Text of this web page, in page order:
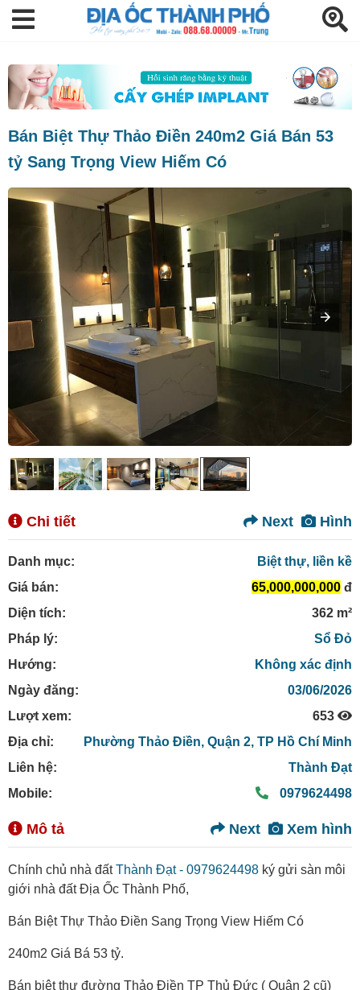
Bán Biệt Thự Thảo Điền 240m2 Giá Bán 53
tỷ Sang Trọng View Hiếm Có
Chi tiết Hình
Next
Danh mục:
Biệt thự, liền kề
Giá bán:
65,000,000,000 đ
Diện tích:
362 m²
Pháp lý:
Sổ Đỏ
Hướng:
Không xác định
Ngày đăng:
03/06/2026
Lượt xem:
653
Địa chỉ:
Phường Thảo Điền, Quận 2, TP Hồ Chí Minh
Liên hệ:
Thành Đạt
Mobile:
0979624498
Mô tả Xem hình
Next
Chính chủ nhà đấtThành Đạt - 0979624498 ký gửi sàn môi
giới nhà đất Địa Ốc Thành Phố,
Bán Biệt Thự Thảo Điền Sang Trọng View Hiếm Có
240m2 Giá Bá 53 tỷ.
Bán biệt thự đường Thảo Điền TP Thủ Đức ( Quận 2 cũ)